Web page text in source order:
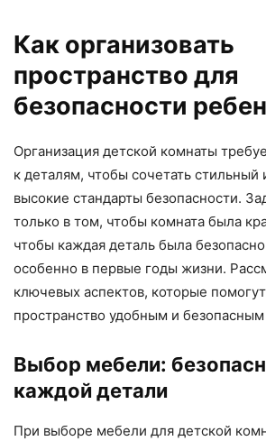
Как организовать
пространство для
безопасности
Организация детской комнаты
к деталям, чтобы сочетать стильный
высокие стандарты безопасности.
только в том, чтобы комната была
чтобы каждая деталь была
особенно в первые годы жизни.
ключевых аспектов, которые
пространство удобным и
Выбор мебели:
каждой детали
При выборе мебели для детской